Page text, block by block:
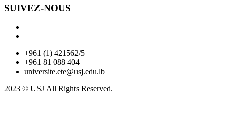
SUIVEZ-NOUS
+961 (1) 421562/5
+961 81 088 404
universite.ete@usj.edu.lb
2023 © USJ All Rights Reserved.